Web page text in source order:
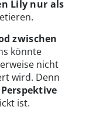
Lily nur als
zwischen
könnte
nicht
wird. Denn
ist.